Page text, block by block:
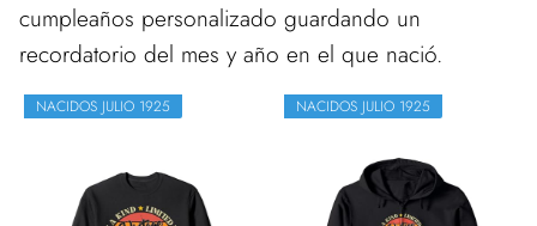
cumpleaños personalizado guardando un
recordatorio del mes y año en el que nació.
NACIDOS JULIO 1925 NACIDOS JULIO 1925